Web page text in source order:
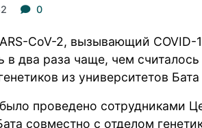
0
CoV-2, вызывающий COVID-
в два раза чаще, чем
из университетов
проведено сотрудниками
совместно с отделом